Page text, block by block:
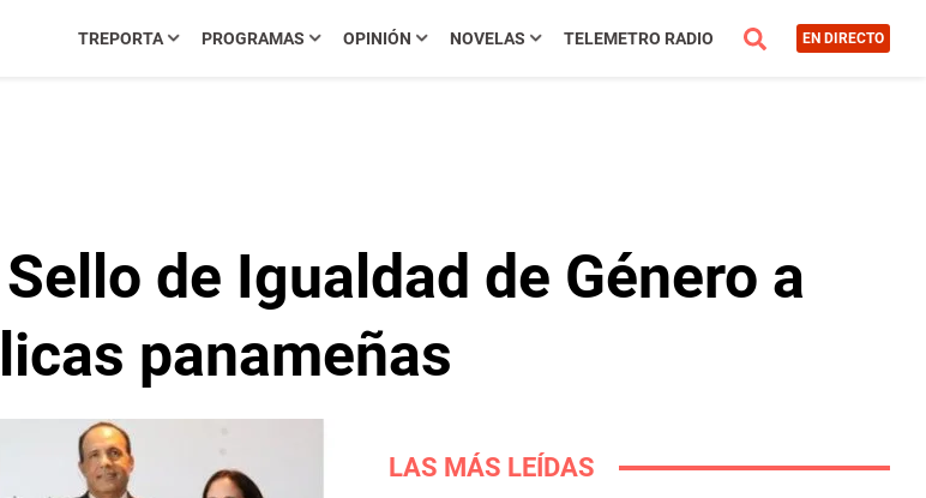
TREPORTA PROGRAMAS OPINIÓN NOVELAS TELEMETRO RADIO EN DIRECTO
de Igualdad de Género a
panameñas
LAS MÁS LEÍDAS